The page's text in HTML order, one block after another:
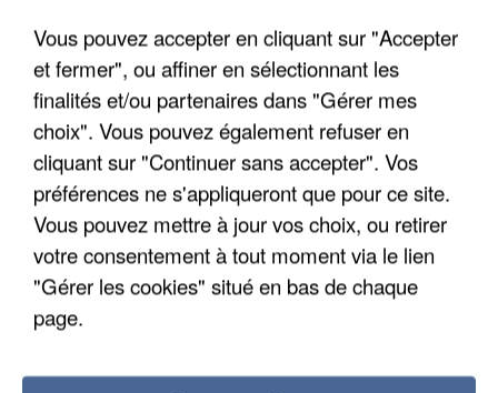
Vous pouvez accepter en cliquant sur "Accepter
et fermer", ou affiner en sélectionnant les
finalités et/ou partenaires dans "Gérer mes
choix". Vous pouvez également refuser en
cliquant sur "Continuer sans accepter". Vos
préférences ne s'appliqueront que pour ce site.
Vous pouvez mettre à jour vos choix, ou retirer
votre consentement à tout moment via le lien
"Gérer les cookies" situé en bas de chaque
page.